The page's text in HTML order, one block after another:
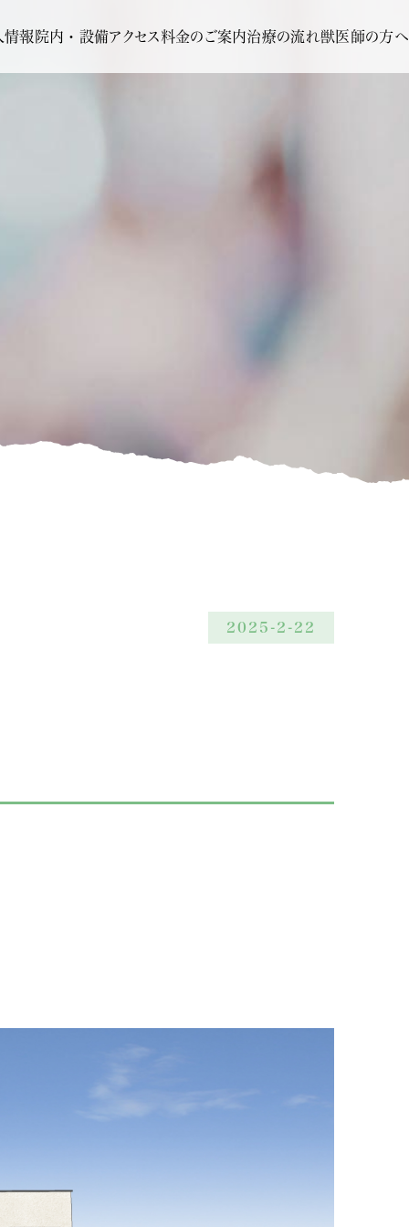
情報 院内・設備アクセス料金のご案内治療の流れ獣医師の方へ
2025-2-22